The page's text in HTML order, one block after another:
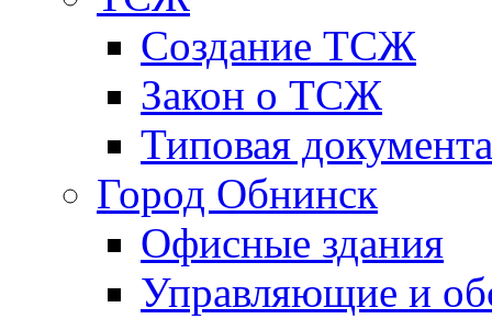
Создание ТСЖ
Закон о ТСЖ
Типовая
Город Обнинск
Офисные здания
Управляющие и